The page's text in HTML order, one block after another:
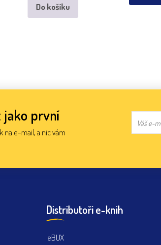
Do košíku
jako první
na e-mail, a nic vám
Distributoři e-knih
eBUX